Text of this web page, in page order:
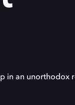
in an unorthodox